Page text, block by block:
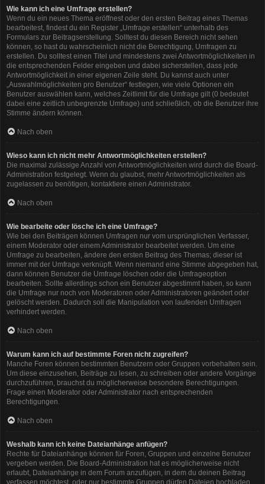
Wie kann ich eine Umfrage erstellen?
Wenn du ein neues Thema eröffnest oder den ersten Beitrag eines Themas
bearbeitest, findest du ein Register „Umfrage erstellen“ unterhalb des
Formulars zur Beitragserstellung. Solltest du diesen Bereich nicht sehen
können, so hast du wahrscheinlich nicht die Berechtigung, Umfragen zu
erstellen. Du solltest einen Titel und mindestens zwei Antwortmöglichkeiten in
die entsprechenden Felder eingeben und dabei sicherstellen, dass jede
Antwortmöglichkeit in einer eigenen Zeile steht. Du kannst auch unter
„Auswahlmöglichkeiten pro Benutzer“ festlegen, wie viele Optionen ein
Benutzer auswählen kann, welches Zeitlimit für die Umfrage gilt (0 bedeutet
dabei eine zeitlich unbegrenzte Umfrage) und schließlich, ob die Benutzer ihre
Stimme ändern können.
Nach oben
Wieso kann ich nicht mehr Antwortmöglichkeiten erstellen?
Die maximal zulässige Anzahl von Antwortmöglichkeiten wird durch die Board-
Administration festgelegt. Wenn du glaubst, mehr Antwortmöglichkeiten als
zugelassen zu benötigen, kontaktiere einen Administrator.
Nach oben
Wie bearbeite oder lösche ich eine Umfrage?
Wie bei den Beiträgen können Umfragen nur vom ursprünglichen Verfasser,
einem Moderator oder einem Administrator bearbeitet werden. Um eine
Umfrage zu bearbeiten, ändere den ersten Beitrag des Themas; dieser ist
immer mit der Umfrage verknüpft. Wenn niemand eine Stimme abgegeben hat,
dann können Benutzer die Umfrage löschen oder die Umfrageoption
bearbeiten. Sollte allerdings schon ein Benutzer abgestimmt haben, so kann
die Umfrage nur noch von Moderatoren oder Administratoren geändert oder
gelöscht werden. Dadurch soll die Manipulation von laufenden Umfragen
verhindert werden.
Nach oben
Warum kann ich auf bestimmte Foren nicht zugreifen?
Manche Foren können bestimmten Benutzern oder Gruppen vorbehalten sein.
Um diese einzusehen, Beiträge zu lesen, zu schreiben oder andere Vorgänge
durchzuführen, brauchst du möglicherweise besondere Berechtigungen.
Frage einen Moderator oder Administrator nach entsprechenden
Berechtigungen.
Nach oben
Weshalb kann ich keine Dateianhänge anfügen?
Rechte für Dateianhänge können für Foren, Gruppen und einzelne Benutzer
vergeben werden. Die Board-Administration hat es möglicherweise nicht
erlaubt, Dateianhänge in dem Forum anzufügen, in dem du deinen Beitrag
verfassen möchtest, oder nur bestimmte Gruppen dürfen Dateien hochladen.